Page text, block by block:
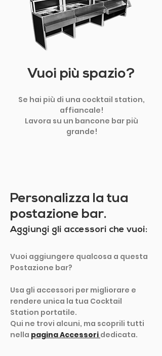
Vuoi più spazio?
Se hai più di una cocktail station,
affiancale!
Lavora su un bancone bar più
grande!
Personalizza la tua
postazione bar.
Aggiungi gli accessori che vuoi:
Vuoi aggiungere qualcosa a questa
Postazione bar?
Usa gli accessori per migliorare e
rendere unica la tua Cocktail
Station portatile.
Qui ne trovi alcuni, ma scoprili tutti
nella pagina Accessori dedicata.